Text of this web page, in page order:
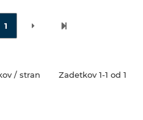
1
/ stran Zadetkov 1-1 od 1